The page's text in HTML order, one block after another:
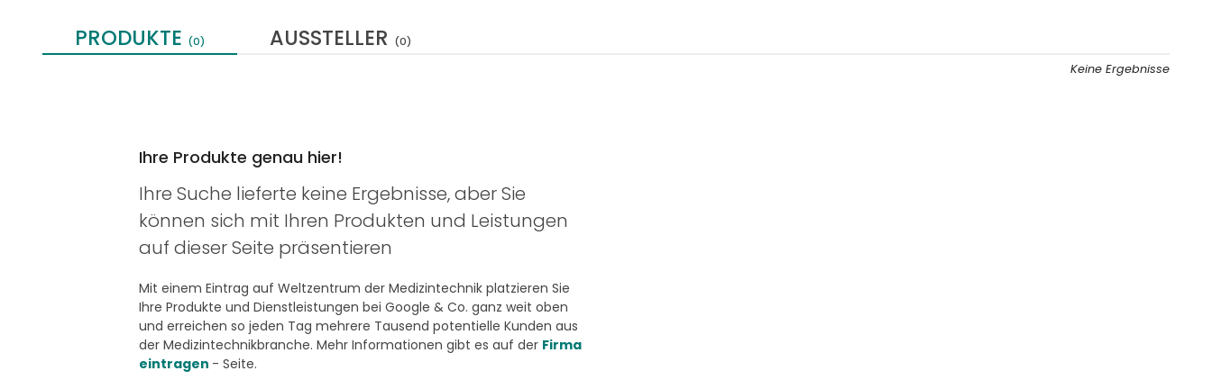
PRODUKTE (0) AUSSTELLER (0)
Keine Ergebnisse
Ihre Produkte genau hier!
Ihre Suche lieferte keine Ergebnisse, aber Sie
können sich mit Ihren Produkten und Leistungen
auf dieser Seite präsentieren
Mit einem Eintrag auf Weltzentrum der Medizintechnik platzieren Sie
Ihre Produkte und Dienstleistungen bei Google & Co. ganz weit oben
und erreichen so jeden Tag mehrere Tausend potentielle Kunden aus
der Medizintechnikbranche. Mehr Informationen gibt es auf der Firma
eintragen - Seite.